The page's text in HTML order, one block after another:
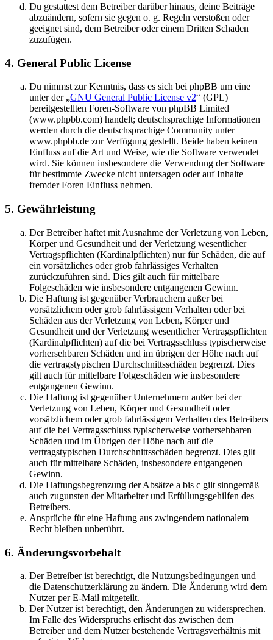
Du gestattest dem Betreiber darüber hinaus, deine Beiträge
abzuändern, sofern sie gegen o. g. Regeln verstoßen oder
geeignet sind, dem Betreiber oder einem Dritten Schaden
zuzufügen.
4. General Public License
Du nimmst zur Kenntnis, dass es sich bei phpBB um eine
unter der „GNU General Public License v2“ (GPL)
bereitgestellten Foren-Software von phpBB Limited
(www.phpbb.com) handelt; deutschsprachige Informationen
werden durch die deutschsprachige Community unter
www.phpbb.de zur Verfügung gestellt. Beide haben keinen
Einfluss auf die Art und Weise, wie die Software verwendet
wird. Sie können insbesondere die Verwendung der Software
für bestimmte Zwecke nicht untersagen oder auf Inhalte
fremder Foren Einfluss nehmen.
5. Gewährleistung
Der Betreiber haftet mit Ausnahme der Verletzung von Leben,
Körper und Gesundheit und der Verletzung wesentlicher
Vertragspflichten (Kardinalpflichten) nur für Schäden, die auf
ein vorsätzliches oder grob fahrlässiges Verhalten
zurückzuführen sind. Dies gilt auch für mittelbare
Folgeschäden wie insbesondere entgangenen Gewinn.
Die Haftung ist gegenüber Verbrauchern außer bei
vorsätzlichem oder grob fahrlässigem Verhalten oder bei
Schäden aus der Verletzung von Leben, Körper und
Gesundheit und der Verletzung wesentlicher Vertragspflichten
(Kardinalpflichten) auf die bei Vertragsschluss typischerweise
vorhersehbaren Schäden und im übrigen der Höhe nach auf
die vertragstypischen Durchschnittsschäden begrenzt. Dies
gilt auch für mittelbare Folgeschäden wie insbesondere
entgangenen Gewinn.
Die Haftung ist gegenüber Unternehmern außer bei der
Verletzung von Leben, Körper und Gesundheit oder
vorsätzlichem oder grob fahrlässigem Verhalten des Betreibers
auf die bei Vertragsschluss typischerweise vorhersehbaren
Schäden und im Übrigen der Höhe nach auf die
vertragstypischen Durchschnittsschäden begrenzt. Dies gilt
auch für mittelbare Schäden, insbesondere entgangenen
Gewinn.
Die Haftungsbegrenzung der Absätze a bis c gilt sinngemäß
auch zugunsten der Mitarbeiter und Erfüllungsgehilfen des
Betreibers.
Ansprüche für eine Haftung aus zwingendem nationalem
Recht bleiben unberührt.
6. Änderungsvorbehalt
Der Betreiber ist berechtigt, die Nutzungsbedingungen und
die Datenschutzerklärung zu ändern. Die Änderung wird dem
Nutzer per E-Mail mitgeteilt.
Der Nutzer ist berechtigt, den Änderungen zu widersprechen.
Im Falle des Widerspruchs erlischt das zwischen dem
Betreiber und dem Nutzer bestehende Vertragsverhältnis mit